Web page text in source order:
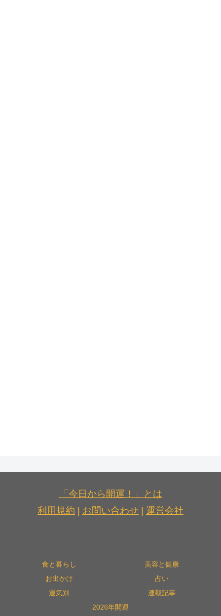
「今日から開運！」とは
利用規約
お問い合わせ 運営会社
食と暮らし
美容と健康
お出かけ
占い
運気別
連載記事
2026年開運